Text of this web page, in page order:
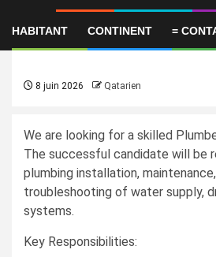
HABITANT CONTINENT =
Plumber
8 juin 2026 Qatarien
We are looking for a skilled
The successful candidate will be
plumbing installation,
troubleshooting of water supply,
systems.
Key Responsibilities: